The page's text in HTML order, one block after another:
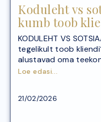
Koduleht vs
kumb toob
KODULEHT VS
tegelikult toob
alustavad oma
Loe edasi...
21/02/2026